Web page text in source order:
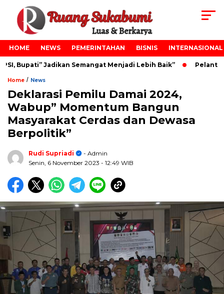
HOME NEWS PEMERINTAHAN BISNIS INTERNASIONAL
Bupati” Jadikan Semangat Menjadi Lebih Baik” Pelantikan
Home / News
Deklarasi Pemilu Damai 2024,
Wabup” Momentum Bangun
Masyarakat Cerdas dan Dewasa
Berpolitik”
Rudi Supriadi
- Admin
Senin, 6 November 2023 - 12:49 WIB